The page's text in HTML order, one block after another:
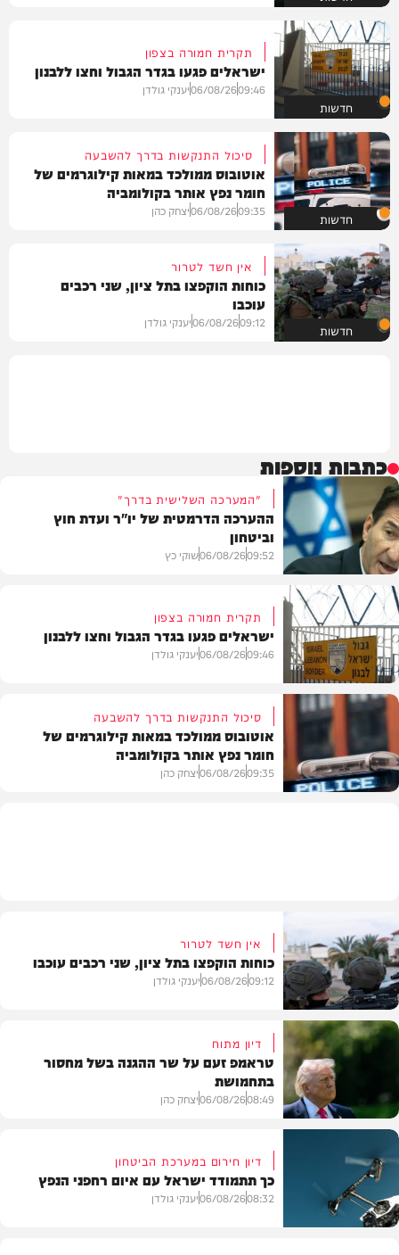
חדשות
תקרית חמורה בצפון
ישראלים פגעו בגדר הגבול וחצו ללבנון
09:46
06/08/26יענקי גולדן
חדשות
סיכול התנקשות בדרך להשבעה
אוטובוס ממולכד במאות קילוגרמים של
חומר נפץ אותר בקולומביה
09:35
06/08/26יצחק כהן
חדשות
אין חשד לטרור
כוחות הוקפצו בתל ציון, שני רכבים
עוכבו
09:12
06/08/26יענקי גולדן
כתבות נוספות
חדשות
"המערכה השלישית בדרך"
ההערכה הדרמטית של יו"ר ועדת חוץ
וביטחון
09:52
06/08/26שוקי כץ
חדשות
תקרית חמורה בצפון
ישראלים פגעו בגדר הגבול וחצו ללבנון
09:46
06/08/26יענקי גולדן
סיכול התנקשות בדרך להשבעה
אוטובוס ממולכד במאות קילוגרמים של
חומר נפץ אותר בקולומביה
09:35
06/08/26יצחק כהן
חדשות
אין חשד לטרור
כוחות הוקפצו בתל ציון, שני רכבים עוכבו
09:12
06/08/26יענקי גולדן
חדשות
דיון מתוח
טראמפ זעם על שר ההגנה בשל מחסור
בתחמושת
08:49
06/08/26יצחק כהן
דיון חירום במערכת הביטחון
כך תתמודד ישראל עם איום רחפני הנפץ
08:32
06/08/26יענקי גולדן